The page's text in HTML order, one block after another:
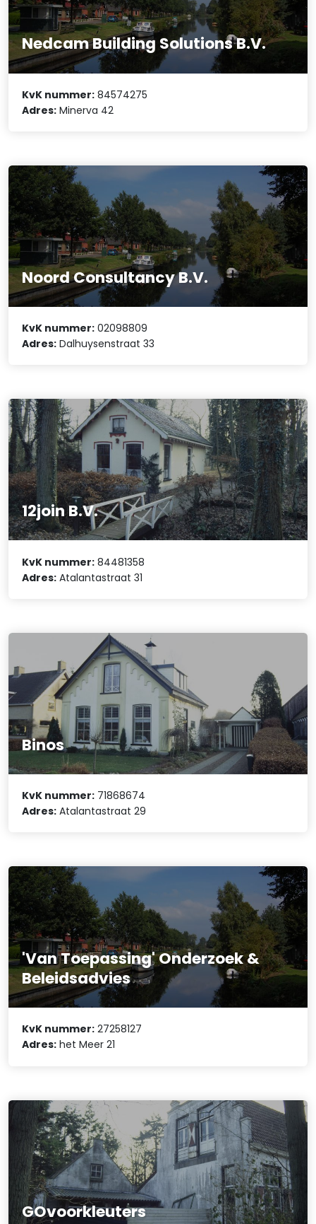
Nedcam Building Solutions B.V.
KvK nummer: 84574275
Adres: Minerva 42
Noord Consultancy B.V.
KvK nummer: 02098809
Adres: Dalhuysenstraat 33
12join B.V.
KvK nummer: 84481358
Adres: Atalantastraat 31
Binos
KvK nummer: 71868674
Adres: Atalantastraat 29
'Van Toepassing' Onderzoek &
Beleidsadvies
KvK nummer: 27258127
Adres: het Meer 21
GOvoorkleuters